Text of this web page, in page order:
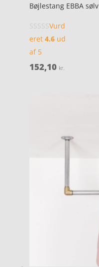
Bøjlestang EBBA sølv
Vurd
eret 4.6ud
af 5
152,10 kr.